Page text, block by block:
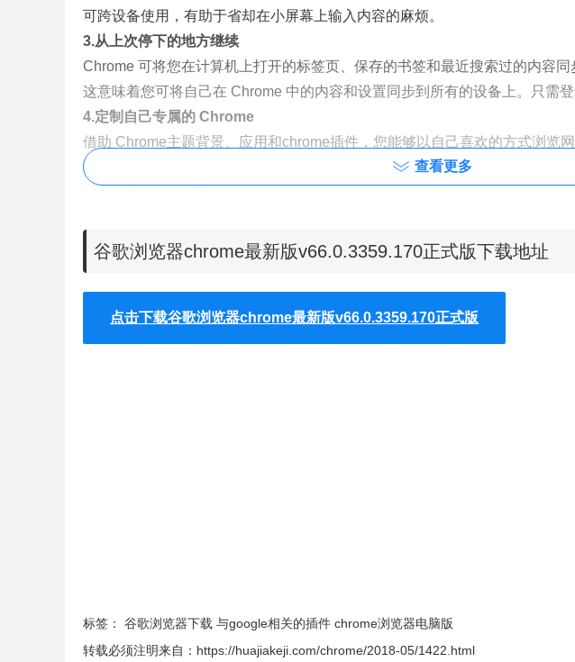
可跨设备使用，有助于省却在小屏幕上输入内容的麻烦。
3.从上次停下的地方继续
Chrome 可将您在计算机上打开的标签页、保存的书签和最近搜索过的内容同
这意味着您可将自己在 Chrome 中的内容和设置同步到所有的设备上。只需
4.定制自己专属的 Chrome
借助 Chrome主题背景 、应用和chrome插件，您能够以自己喜欢的方式浏览
网页设为书签和启动时的加载页，从而直接进入这些页面。在您完成 Chrome
chrome最新版v66.0.3359.170正式稳定版
目前共修复了4个安全漏洞，包含能够从沙盒中逃逸的高危漏洞、一个在扩展
4、Linxu Chrome 64-bit for OpenSuSE and Fedora 下载地址：
查看更多
谷歌浏览器chrome最新版v66.0.3359.170正式版下载地址
点击下载谷歌浏览器chrome最新版v66.0.3359.170正式版
标签： 谷歌浏览器下载 与google相关的插件 chrome浏览器电脑版
转载必须注明来自： https://huajiakeji.com/chrome/2018-05/1422.html